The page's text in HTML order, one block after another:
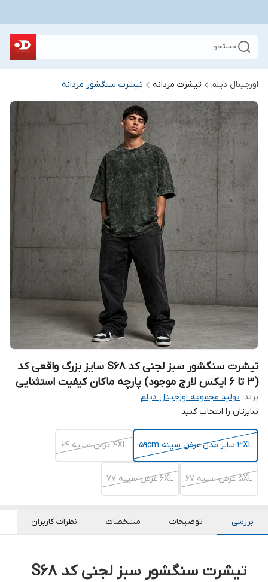
جستجو
اورجینال دیلم تیشرت مردانه تیشرت سنگشور مردانه
تیشرت سنگشور سبز لجنی کد S68 سایز بزرگ واقعی کد
(۳ تا ۶ ایکس لارج موجود) پارچه ماکان کیفیت استثنایی
برند: تولید مجموعه اورجینال دیلم
سایزتان را انتخاب کنید
3XL سایز مدل عرض سینه ۵۹cm 4XL عرض سینه 64
5XL عرض سینه 67 6XL عرض سینه 77
بررسی توضیحات مشخصات نظرات کاربران
تیشرت سنگشور سبز لجنی کد S68